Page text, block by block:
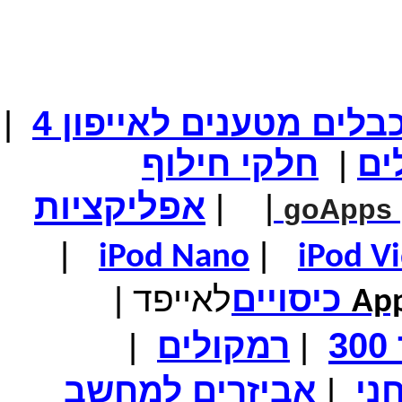
המחיר שלך
המחיר כולל משלוח :
GPS- לרכב בגודל 5 אינץ'
מחיר שוק
₪399.00
משלוח חינם
טאבלט בגודל 7אינץ' Android 4
מטענים לאייפון 4
|
| חלקי חילוף
goApps
|
| אפליקציות
iPod
|
iPod Nano
|
כיסוייםלאייפד |
| רמקולים
|
| אביזרים למחשב